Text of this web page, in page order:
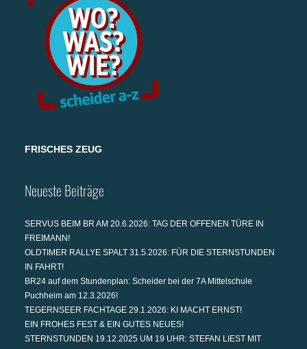
FRISCHES ZEUG
Neueste Beiträge
SERVUS BEIM BR AM 20.6.2026: TAG DER OFFENEN TÜRE IN
FREIMANN!
OLDTIMER RALLYE SPALT 31.5.2026: FÜR DIE STERNSTUNDEN
IN FAHRT!
BR24 auf dem Stundenplan: Scheider bei der 7A Mittelschule
Puchheim am 12.3.2026!
TEGERNSEER FACHTAGE 29.1.2026: KI MACHT ERNST!
EIN FROHES FEST & EIN GUTES NEUES!
STERNSTUNDEN 19.12.2025 UM 19 UHR: STEFAN LIEST MIT